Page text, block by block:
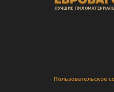
ЛУЧШИЕ
Пользовательское